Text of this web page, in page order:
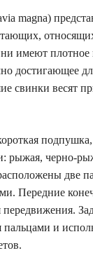
magna)
имеют плотное
достигающее
свинки весят
рыжая, черно-
две
Передние
передвижения.
пальцами и